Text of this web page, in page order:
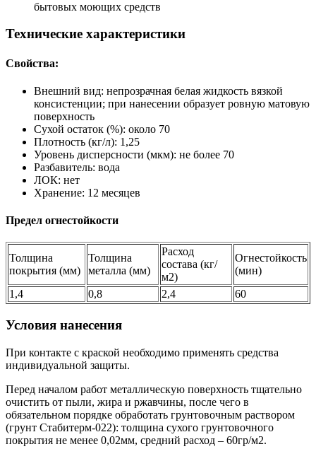
бытовых моющих средств
Технические характеристики
Свойства:
Внешний вид: непрозрачная белая жидкость вязкой
консистенции; при нанесении образует ровную матовую
поверхность
Сухой остаток (%): около 70
Плотность (кг/л): 1,25
Уровень дисперсности (мкм): не более 70
Разбавитель: вода
ЛОК: нет
Хранение: 12 месяцев
Предел огнестойкости
Толщина
покрытия (мм)
Толщина
металла (мм)
Расход
состава (кг/
м2)
Огнестойкость
(мин)
1,4
0,8 2,4 60
Условия нанесения
При контакте с краской необходимо применять средства
индивидуальной защиты.
Перед началом работ металлическую поверхность тщательно
очистить от пыли, жира и ржавчины, после чего в
обязательном порядке обработать грунтовочным раствором
(грунт Стабитерм-022): толщина сухого грунтовочного
покрытия не менее 0,02мм, средний расход – 60гр/м2.